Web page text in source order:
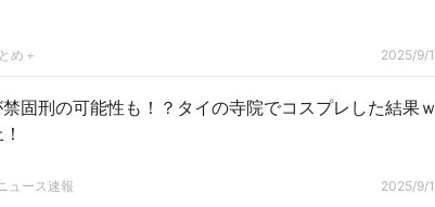
め＋ 2025/9/
固刑の可能性も！？タイの寺院でコスプレした結果
ュース速報 2025/9/